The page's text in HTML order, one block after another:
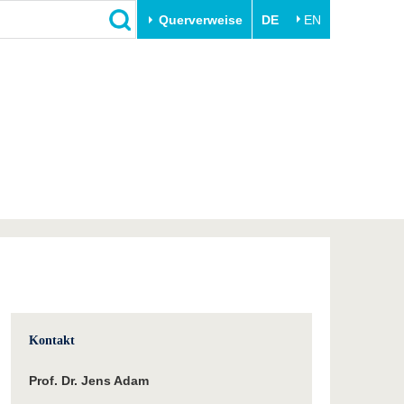
Querverweise DE EN
Innovative Transferprojekte
BTU & Region erleben
Kontakt
Prof. Dr. Jens Adam